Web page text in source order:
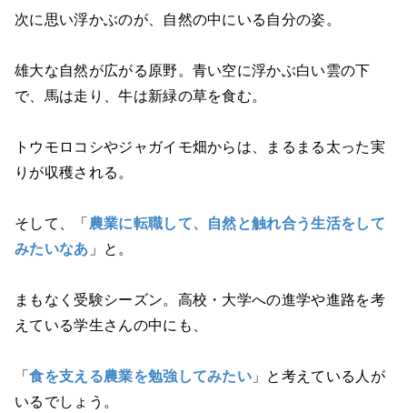
次に思い浮かぶのが、自然の中にいる自分の姿。
雄大な自然が広がる原野。青い空に浮かぶ白い雲の下
で、馬は走り、牛は新緑の草を食む。
トウモロコシやジャガイモ畑からは、まるまる太った実
りが収穫される。
そして、「 農業に転職して、自然と触れ合う生活をして
みたいなあ 」と。
まもなく受験シーズン。高校・大学への進学や進路を考
えている学生さんの中にも、
「食を支える農業を勉強してみたい 」と考えている人が
いるでしょう。